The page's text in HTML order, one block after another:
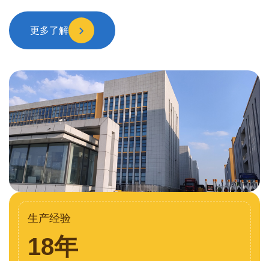
更多了解
生产经验
18年